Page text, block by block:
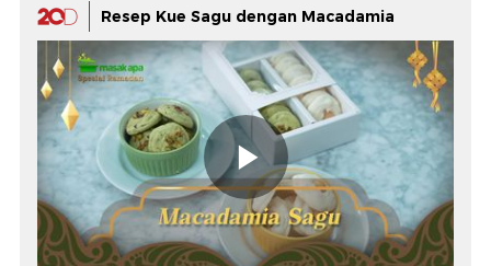
Resep Kue Sagu dengan Macadamia